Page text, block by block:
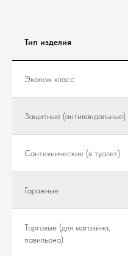
Тип изделия
Эконом класс
Защитные (антивандальные)
Сантехнические (в туалет)
Гаражные
Торговые (для магазина,
павильона)